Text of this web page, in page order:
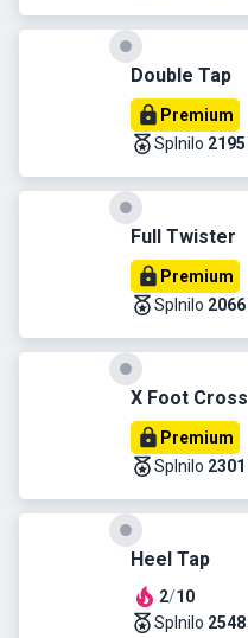
Double Tap
Premium
Splnilo 2195
Full Twister
Premium
Splnilo 2066
X Foot Cross
Premium
Splnilo 2301
Heel Tap
2/10
Splnilo 2548